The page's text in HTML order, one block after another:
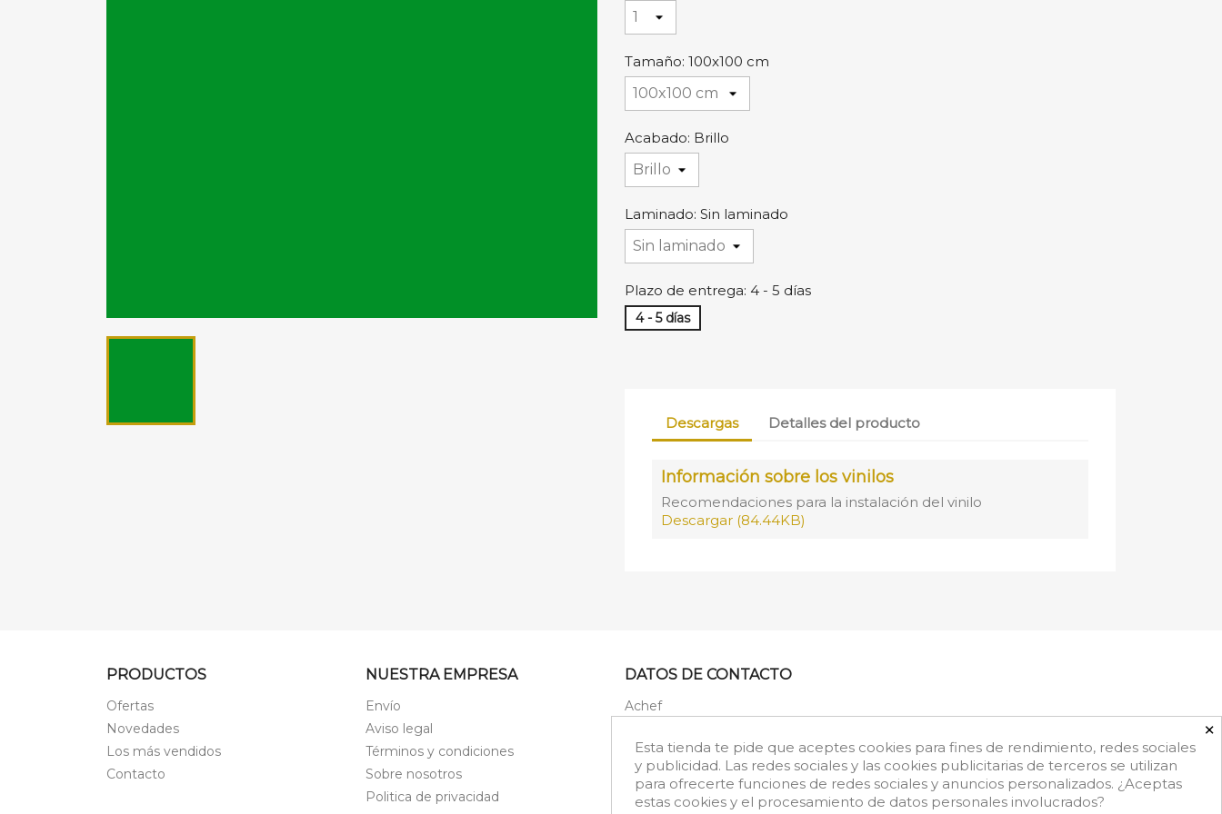
Tamaño: 100x100 cm
Acabado: Brillo
Laminado: Sin laminado
Plazo de entrega: 4 - 5 días
4 - 5 días
Descargas Detalles del producto
Información sobre los vinilos
Recomendaciones para la instalación del vinilo
Descargar (84.44KB)
PRODUCTOS
Ofertas
Novedades
Los más vendidos
Contacto
NUESTRA EMPRESA
Envío
Aviso legal
Términos y condiciones
Sobre nosotros
Politica de privacidad
DATOS DE CONTACTO
Achef
41701 Dos Hermanas
España
Llámanos:955 12 09 12
Envíanos un e-mail:info@achef.es
×
Esta tienda te pide que aceptes cookies para fines de rendimiento, redes sociales
y publicidad. Las redes sociales y las cookies publicitarias de terceros se utilizan
para ofrecerte funciones de redes sociales y anuncios personalizados. ¿Aceptas
estas cookies y el procesamiento de datos personales involucrados?